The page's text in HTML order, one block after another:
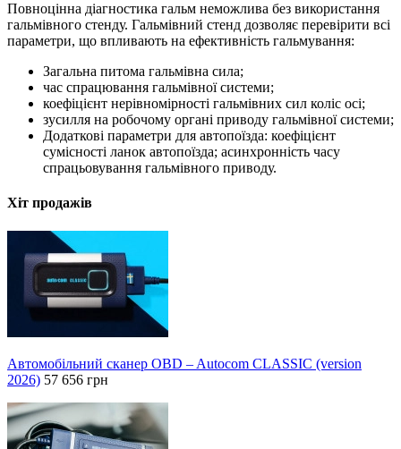
Повноцінна діагностика гальм неможлива без використання
гальмівного стенду. Гальмівний стенд дозволяє перевірити всі
параметри, що впливають на ефективність гальмування:
Загальна питома гальмівна сила;
час спрацювання гальмівної системи;
коефіцієнт нерівномірності гальмівних сил коліс осі;
зусилля на робочому органі приводу гальмівної системи;
Додаткові параметри для автопоїзда: коефіцієнт
сумісності ланок автопоїзда; асинхронність часу
спрацьовування гальмівного приводу.
Хіт продажів
Автомобільний сканер OBD – Autocom CLASSIC (version
2026) 57 656 грн